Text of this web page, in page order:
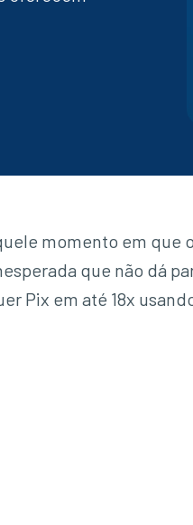
momento em que
que não dá
Pix em até 18x